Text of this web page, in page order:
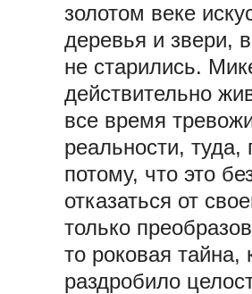
золотом веке
деревья и звери,
не старились.
действительно
все время
реальности,
потому, что это
отказаться от
только
то роковая тайна,
раздробило